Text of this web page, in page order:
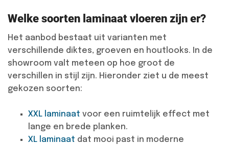
Welke soorten laminaat vloeren zijn er?
Het aanbod bestaat uit varianten met
verschillende diktes, groeven en houtlooks. In de
showroom valt meteen op hoe groot de
verschillen in stijl zijn. Hieronder ziet u de meest
gekozen soorten:
XXL laminaat voor een ruimtelijk effect met
lange en brede planken.
XL laminaat dat mooi past in moderne